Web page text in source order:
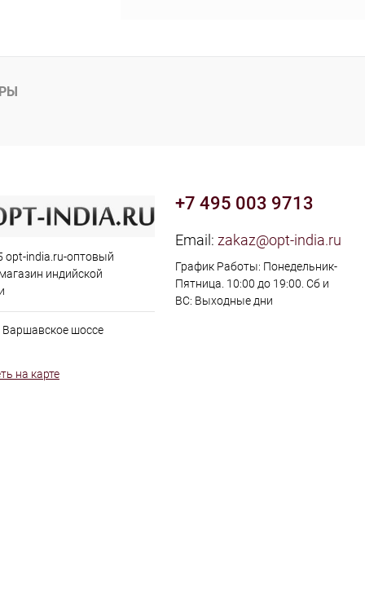
opt-india.ru-оптовый
индийской
Варшавское шоссе
на карте
+7 495 003 9713
Email: zakaz@opt-india.ru
График Работы: Понедельник-
Пятница. 10:00 до 19:00. Сб и
ВС: Выходные дни